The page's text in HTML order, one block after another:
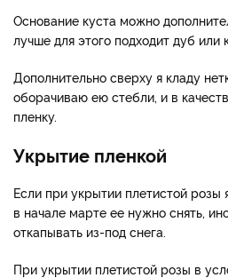
Основание куста можно
лучше для этого подходит дуб или
Дополнительно сверху я кладу
оборачиваю ею стебли, и в
пленку.
Укрытие пленкой
Если при укрытии плетистой розы
в начале марте ее нужно снять,
откапывать из-под снега.
При укрытии плетистой розы в